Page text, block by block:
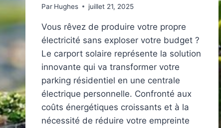
Par Hughes juillet 21, 2025
Vous rêvez de produire votre propre
électricité sans exploser votre budget ?
Le carport solaire représente la solution
innovante qui va transformer votre
parking résidentiel en une centrale
électrique personnelle. Confronté aux
coûts énergétiques croissants et à la
nécessité de réduire votre empreinte